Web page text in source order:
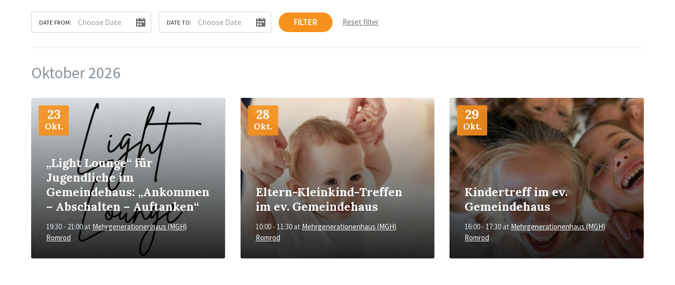
DATE FROM: DATE TO: FILTER Reset filter
Oktober 2026
23
Okt.
„Light Lounge“ für
Jugendliche im
Gemeindehaus: „Ankommen
– Abschalten – Auftanken“
19:30 - 21:00at Mehrgenerationenhaus (MGH)
Romrod
More
28
Okt.
Eltern-Kleinkind-Treffen
im ev. Gemeindehaus
10:00 - 11:30at Mehrgenerationenhaus (MGH)
Romrod
More
Info
29
Okt.
Kindertreff im ev.
Gemeindehaus
16:00 - 17:30at Mehrgenerationenhaus (MGH)
Romrod
More
Info